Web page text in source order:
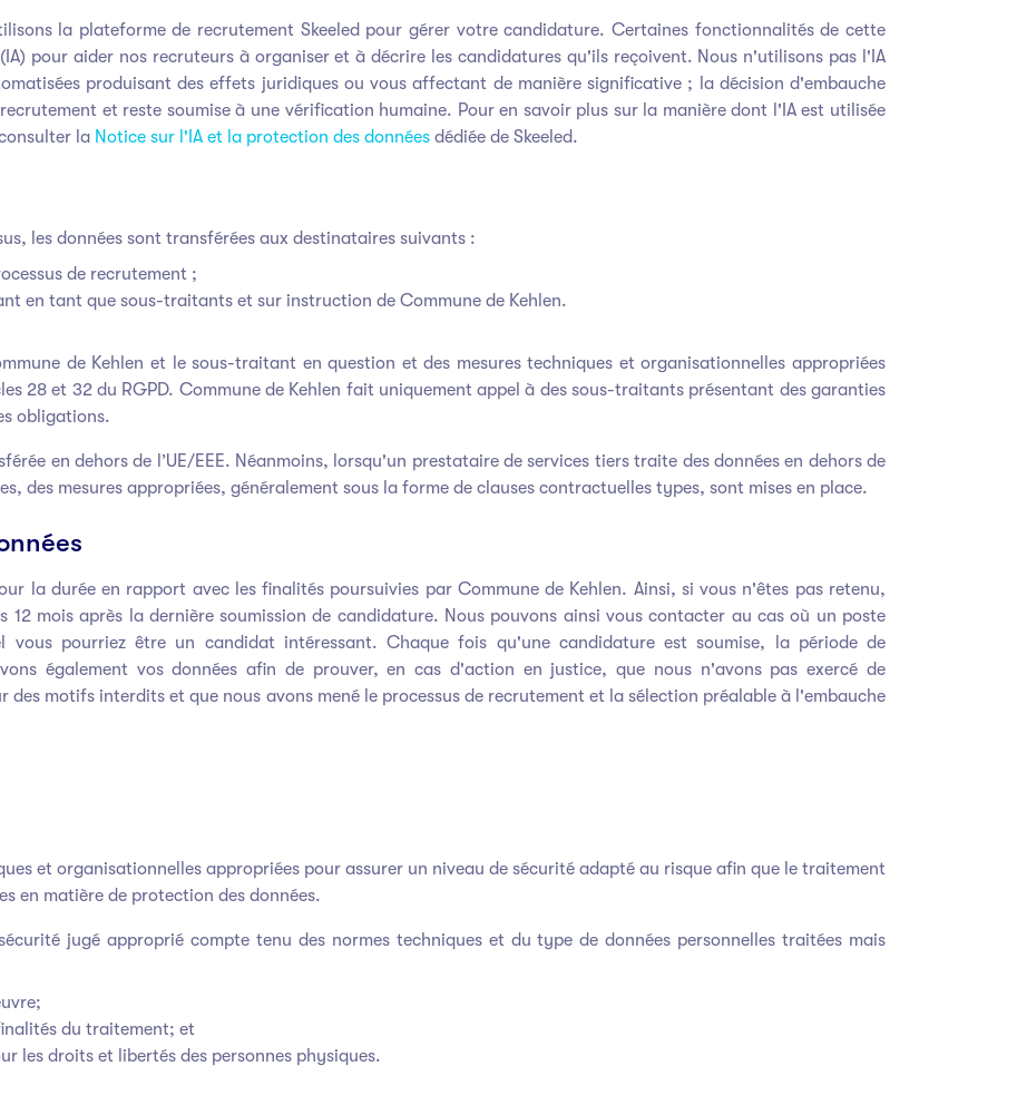
la plateforme de recrutement Skeeled pour gérer votre candidature. Certaines fonctionnalités de cette
pour aider nos recruteurs à organiser et à décrire les candidatures qu'ils reçoivent. Nous n'utilisons pas l'IA
produisant des effets juridiques ou vous affectant de manière significative ; la décision d'embauche
et reste soumise à une vérification humaine. Pour en savoir plus sur la manière dont l'IA est utilisée
la Notice sur l'IA et la protection des données dédiée de Skeeled.
les données sont transférées aux destinataires suivants :
de recrutement ;
en tant que sous-traitants et sur instruction de Commune de Kehlen.
de Kehlen et le sous-traitant en question et des mesures techniques et organisationnelles appropriées
28 et 32 du RGPD. Commune de Kehlen fait uniquement appel à des sous-traitants présentant des garanties
obligations.
en dehors de l’UE/EEE. Néanmoins, lorsqu'un prestataire de services tiers traite des données en dehors de
des mesures appropriées, généralement sous la forme de clauses contractuelles types, sont mises en place.
la durée en rapport avec les finalités poursuivies par Commune de Kehlen. Ainsi, si vous n'êtes pas retenu,
12 mois après la dernière soumission de candidature. Nous pouvons ainsi vous contacter au cas où un poste
vous pourriez être un candidat intéressant. Chaque fois qu'une candidature est soumise, la période de
également vos données afin de prouver, en cas d'action en justice, que nous n'avons pas exercé de
motifs interdits et que nous avons mené le processus de recrutement et la sélection préalable à l'embauche
et organisationnelles appropriées pour assurer un niveau de sécurité adapté au risque afin que le traitement
en matière de protection des données.
jugé approprié compte tenu des normes techniques et du type de données personnelles traitées mais
du traitement; et
les droits et libertés des personnes physiques.